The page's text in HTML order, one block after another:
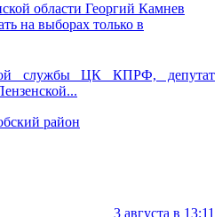
области Георгий Камнев
на выборах только в
службы ЦК КПРФ, депутат
район
3 августа в 13:11